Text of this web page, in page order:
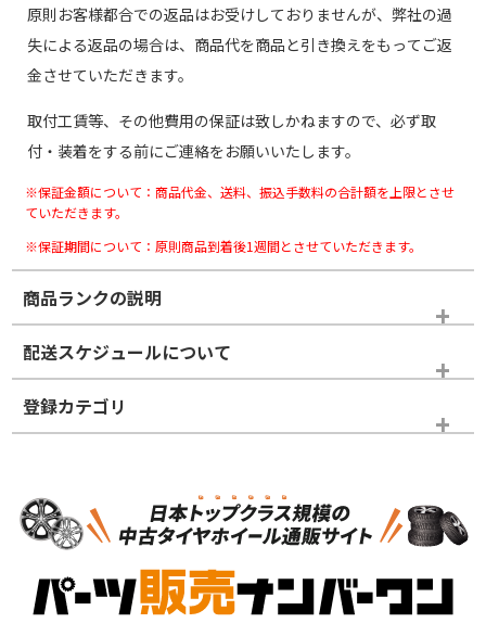
原則お客様都合での返品はお受けしておりませんが、弊社の過
失による返品の場合は、商品代を商品と引き換えをもってご返
金させていただきます。
取付工賃等、その他費用の保証は致しかねますので、必ず取
付・装着をする前にご連絡をお願いいたします。
※保証金額について：商品代金、送料、振込手数料の合計額を上限とさせ
ていただきます。
※保証期間について：原則商品到着後1週間とさせていただきます。
商品ランクの説明
※商品ランクは出品者の主観により判断しておりますので、あら
かじめご了承ください。
ホイールランク
S
品）
S
新車外し品（新古
付き
配送スケジュールについて
登録カテゴリ
パーツ